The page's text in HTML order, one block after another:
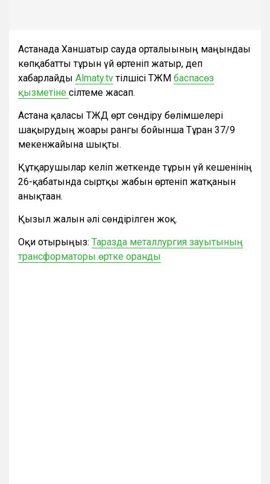
Астанада Ханшатыр сауда орталығының маңындағы
көпқабатты тұрғын үй өртеніп жатыр, деп
хабарлайды Аlmaty.tvтілшісі ТЖМ баспасөз
қызметіне сілтеме жасап.
Астана қаласы ТЖД өрт сөндіру бөлімшелері
шақырудың жоғары рангы бойынша Тұран 37/9
мекенжайына шықты.
Құтқарушылар келіп жеткенде тұрғын үй кешенінің
26-қабатында сыртқы жабын өртеніп жатқанын
анықтаған.
Қызыл жалын әлі сөндірілген жоқ.
Оқи отырыңыз: Таразда металлургия зауытының
трансформаторы өртке оранды